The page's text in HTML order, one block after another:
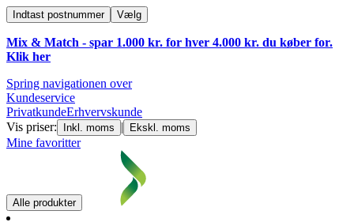
Indtast postnummer Vælg
Mix & Match - spar 1.000 kr. for hver 4.000 kr. du køber for.
Klik her
Spring navigationen over
Kundeservice
PrivatkundeErhvervskunde
Vis priser:
Inkl. moms | Ekskl. moms
Mine favoritter
Alle produkter